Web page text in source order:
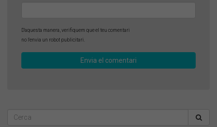
D'aquesta manera, verifiquem que el teu comentari
no l'envia un robot publicitari.